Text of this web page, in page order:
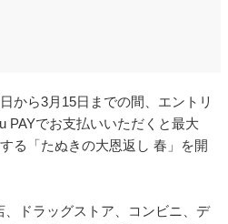
から3月15日までの間、エントリ
PAYでお支払いいただくと最大
る「たぬきの大恩返し 春」を開
ドラッグストア、コンビニ、デ